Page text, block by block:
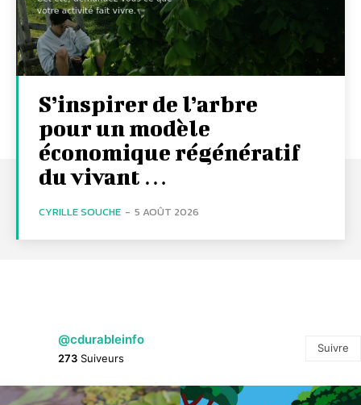
S’inspirer de l’arbre
pour un modèle
économique régénératif
du vivant …
CYRILLE SOUCHE - 5 AOÛT 2026
@cdurableinfo
273 Suiveurs
Suivre